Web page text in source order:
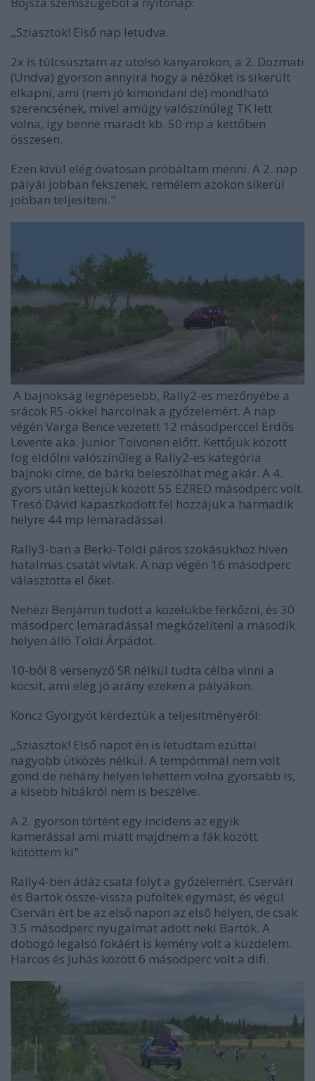
,,Sziasztok! Első nap letudva.
2x is túlcsúsztam az utolsó kanyarokon, a 2. Dozmati
(Undva) gyorson annyira hogy a nézőket is sikerült
elkapni, ami (nem jó kimondani de) mondható
szerencsének, mivel amúgy valószínűleg TK lett
volna, így benne maradt kb. 50 mp a kettőben
összesen.
Ezen kívül elég óvatosan próbáltam menni. A 2. nap
pályái jobban fekszenek, remélem azokon sikerül
jobban teljesíteni."
A bajnokság legnépesebb, Rally2-es mezőnyébe a
srácok R5-ökkel harcolnak a győzelemért. A nap
végén Varga Bence vezetett 12 másodperccel Erdős
Levente aka. Junior Toivonen előtt. Kettőjük között
fog eldőlni valószínűleg a Rally2-es kategória
bajnoki címe, de bárki beleszólhat még akár. A 4.
gyors után kettejük között 55 EZRED másodperc volt.
Tresó Dávid kapaszkodott fel hozzájuk a harmadik
helyre 44 mp lemaradással.
Rally3-ban a Berki-Toldi páros szokásukhoz híven
hatalmas csatát vívtak. A nap végén 16 másodperc
választotta el őket.
Nehézi Benjámin tudott a közelükbe férkőzni, és 30
másodperc lemaradással megközelíteni a második
helyen álló Toldi Árpádot.
10-ből 8 versenyző SR nélkül tudta célba vinni a
kocsit, ami elég jó arány ezeken a pályákon.
Koncz Györgyöt kérdeztük a teljesítményéről:
,,Sziasztok! Első napot én is letudtam ezúttal
nagyobb ütközés nélkül. A tempómmal nem volt
gond de néhány helyen lehettem volna gyorsabb is,
a kisebb hibákról nem is beszélve.
A 2. gyorson történt egy incidens az egyik
kamerással ami miatt majdnem a fák között
kötöttem ki"
Rally4-ben ádáz csata folyt a győzelemért. Cservári
és Bartók össze-vissza püfölték egymást, és végül
Cservári ért be az első napon az első helyen, de csak
3.5 másodperc nyugalmat adott neki Bartók. A
dobogó legalsó fokáért is kemény volt a küzdelem.
Harcos és Juhás között 6 másodperc volt a difi.